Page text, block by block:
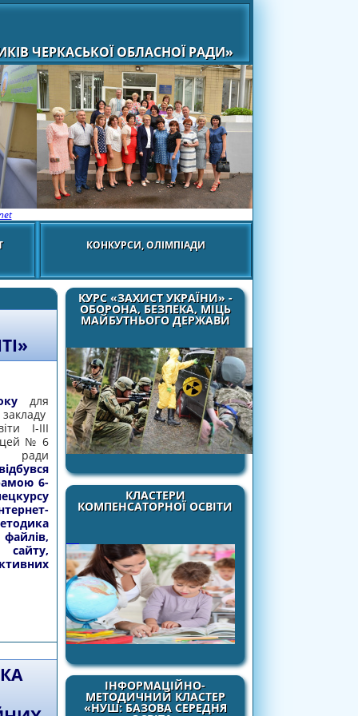
ЧЕРКАСЬКОЇ ОБЛАСНОЇ РАДИ»
КОНКУРСИ, ОЛІМПІАДИ
КУРС «ЗАХИСТ УКРАЇНИ» -
ОБОРОНА, БЕЗПЕКА, МІЦЬ
МАЙБУТНЬОГО ДЕРЖАВИ
КЛАСТЕРИ
КОМПЕНСАТОРНОЇ ОСВІТИ
ІНФОРМАЦІЙНО-
МЕТОДИЧНИЙ КЛАСТЕР
«НУШ: БАЗОВА СЕРЕДНЯ
для
І-ІІІ
№ 6
ради
відбувся
6-
ТЕХНОЛОГІЙ В ОСВІТІ»